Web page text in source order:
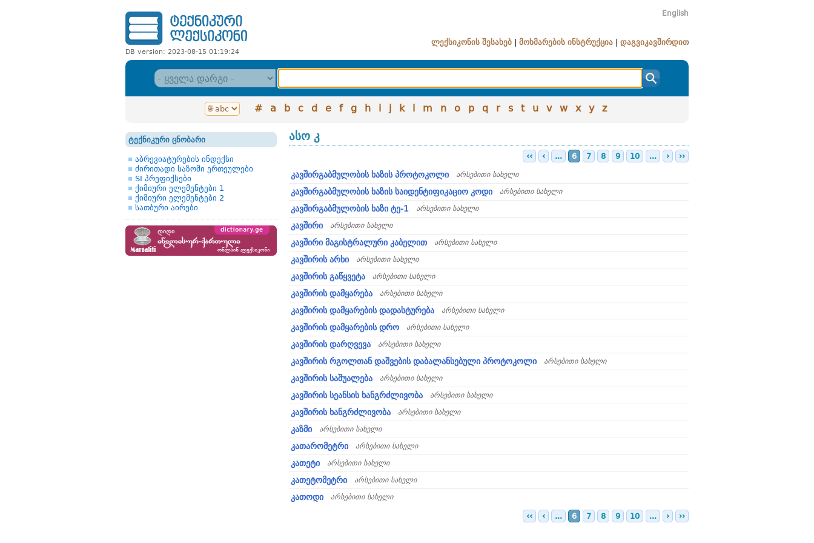
DB version: 2023-08-15 01:19:24
English
ლექსიკონის შესახებ მოხმარების ინსტრუქცია დაგვიკავშირდით
# a b c d e f g h i j k l m n o p q r s t u v w x y z
ტექნიკური ცნობარი
აბრევიატურების ინდექსი
ძირითადი საზომი ერთეულები
SI პრეფიქსები
ქიმიური ელემენტები 1
ქიმიური ელემენტები 2
სათბური აირები
ასო კ
‹‹ ‹ ... 6 7 8 9 10 ... › ››
კავშირგაბმულობის ხაზის პროტოკოლი არსებითი სახელი
კავშირგაბმულობის ხაზის საიდენტიფიკაციო კოდი არსებითი სახელი
კავშირგაბმულობის ხაზი ტე-1 არსებითი სახელი
კავშირი არსებითი სახელი
კავშირი მაგისტრალური კაბელით არსებითი სახელი
კავშირის არხი არსებითი სახელი
კავშირის გაწყვეტა არსებითი სახელი
კავშირის დამყარება არსებითი სახელი
კავშირის დამყარების დადასტურება არსებითი სახელი
კავშირის დამყარების დრო არსებითი სახელი
კავშირის დარღვევა არსებითი სახელი
კავშირის რგოლთან დაშვების დაბალანსებული პროტოკოლი არსებითი სახელი
კავშირის საშუალება არსებითი სახელი
კავშირის სეანსის ხანგრძლივობა არსებითი სახელი
კავშირის ხანგრძლივობა არსებითი სახელი
კაზმი არსებითი სახელი
კათარომეტრი არსებითი სახელი
კათეტი არსებითი სახელი
კათეტომეტრი არსებითი სახელი
კათოდი არსებითი სახელი
‹‹ ‹ ... 6 7 8 9 10 ... › ››